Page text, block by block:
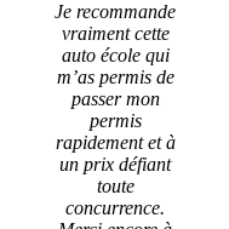
Je recommande
vraiment cette
auto école qui
m’as permis de
passer mon
permis
rapidement et à
un prix défiant
toute
concurrence.